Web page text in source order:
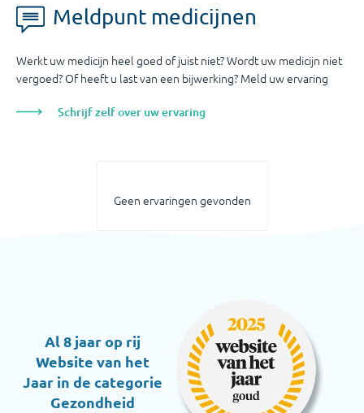
Meldpunt medicijnen
Werkt uw medicijn heel goed of juist niet? Wordt uw medicijn niet
vergoed? Of heeft u last van een bijwerking? Meld uw ervaring
Schrijf zelf over uw ervaring
Geen ervaringen gevonden
Al 8 jaar op rij
Website van het
Jaar in de categorie
Gezondheid